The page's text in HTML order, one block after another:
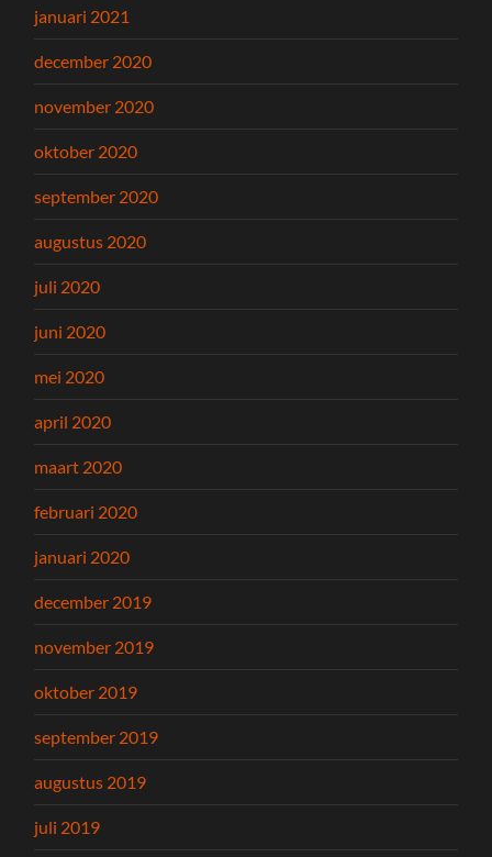
januari 2021
december 2020
november 2020
oktober 2020
september 2020
augustus 2020
juli 2020
juni 2020
mei 2020
april 2020
maart 2020
februari 2020
januari 2020
december 2019
november 2019
oktober 2019
september 2019
augustus 2019
juli 2019